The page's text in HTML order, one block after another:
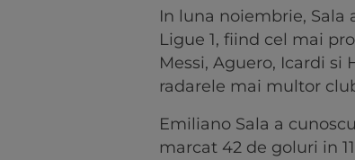
In luna noiembrie, Sala
Ligue 1, fiind cel mai
Messi, Aguero, Icardi
radarele mai multor
Emiliano Sala a
marcat 42 de goluri in